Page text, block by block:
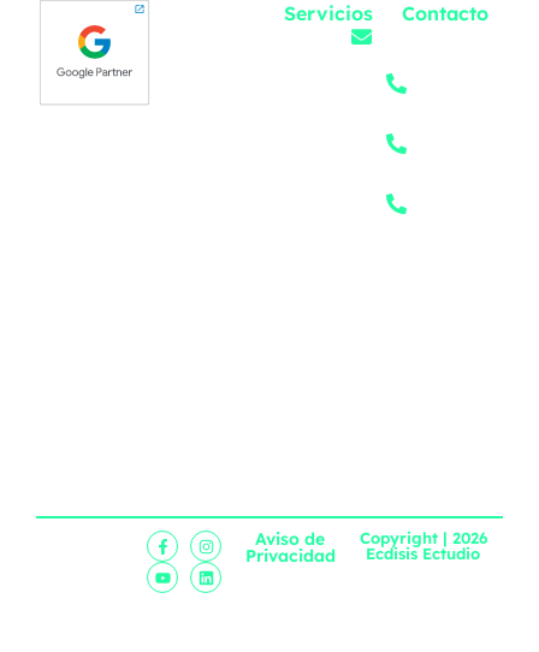
Servicios
Diseño
Contacto
Aviso de
Privacidad
Copyright | 2026
Ecdisis Ectudio